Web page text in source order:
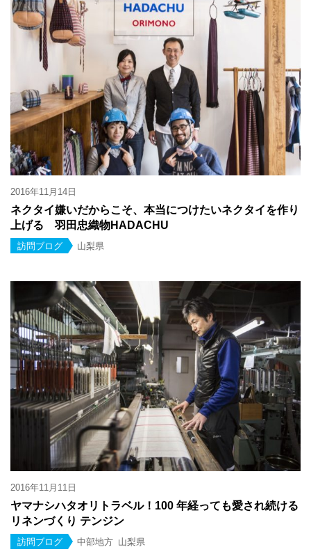
2016年11月14日
ネクタイ嫌いだからこそ、本当につけたいネクタイを作り
上げる 羽田忠織物HADACHU
訪問ブログ 山梨県
2016年11月11日
ヤマナシハタオリトラベル！100 年経っても愛され続ける
リネンづくり テンジン
訪問ブログ 中部地方 山梨県